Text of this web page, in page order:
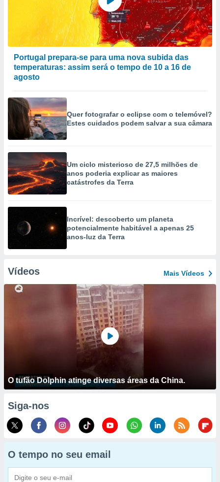
Portugal prepara-se para uma nova subida das
temperaturas: assim será o tempo de 10 a 16 de
agosto
Quer fotografar o eclipse com o telemóvel?
Estes cuidados podem salvar a sua câmara
Um ciclo misterioso de 27,5 milhões de
anos poderia explicar as maiores
catástrofes da Terra
Incrível: descoberto um planeta
potencialmente habitável a apenas 25
anos-luz da Terra
Vídeos Mais Vídeos
O tufão Dolphin atinge diversas áreas da China.
Siga-nos
O tempo no seu email